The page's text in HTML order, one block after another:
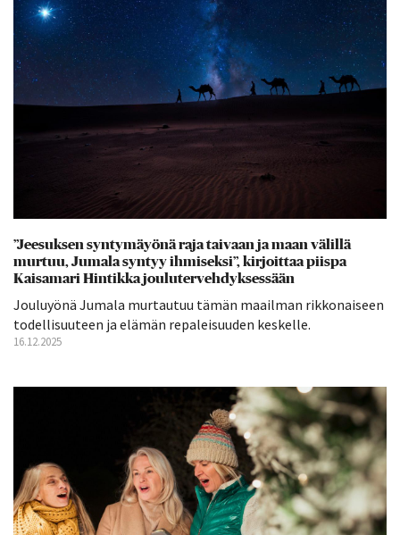
”Jeesuksen syntymäyönä raja taivaan ja maan välillä
murtuu, Jumala syntyy ihmiseksi”, kirjoittaa piispa
Kaisamari Hintikka joulutervehdyksessään
Jouluyönä Jumala murtautuu tämän maailman rikkonaiseen
todellisuuteen ja elämän repaleisuuden keskelle.
16.12.2025